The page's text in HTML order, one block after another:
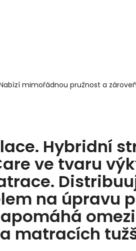
mimořádnou pružnost a
Hybridní
ve tvaru
na úpravu
matracích